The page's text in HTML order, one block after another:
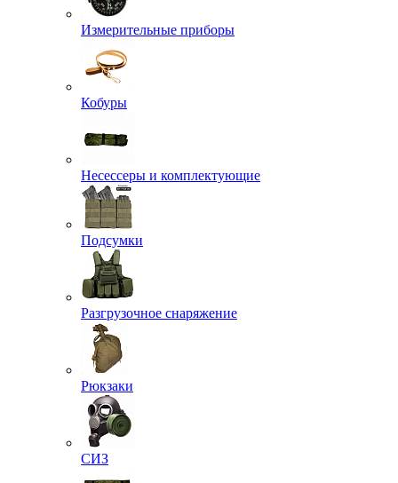
Измерительные приборы
Кобуры
Несессеры и комплектующие
Подсумки
Разгрузочное снаряжение
Рюкзаки
СИЗ